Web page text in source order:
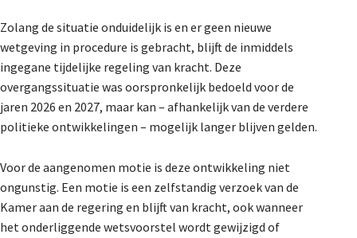
Zolang de situatie onduidelijk is en er geen nieuwe
wetgeving in procedure is gebracht, blijft de inmiddels
ingegane tijdelijke regeling van kracht. Deze
overgangssituatie was oorspronkelijk bedoeld voor de
jaren 2026 en 2027, maar kan – afhankelijk van de verdere
politieke ontwikkelingen – mogelijk langer blijven gelden.
Voor de aangenomen motie is deze ontwikkeling niet
ongunstig. Een motie is een zelfstandig verzoek van de
Kamer aan de regering en blijft van kracht, ook wanneer
het onderliggende wetsvoorstel wordt gewijzigd of